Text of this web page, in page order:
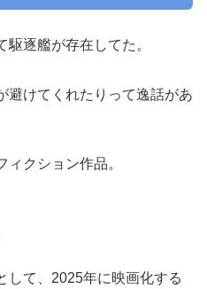
逐艦が存在してた。
避けてくれたりって逸話があ
クション作品。
して、2025年に映画化する